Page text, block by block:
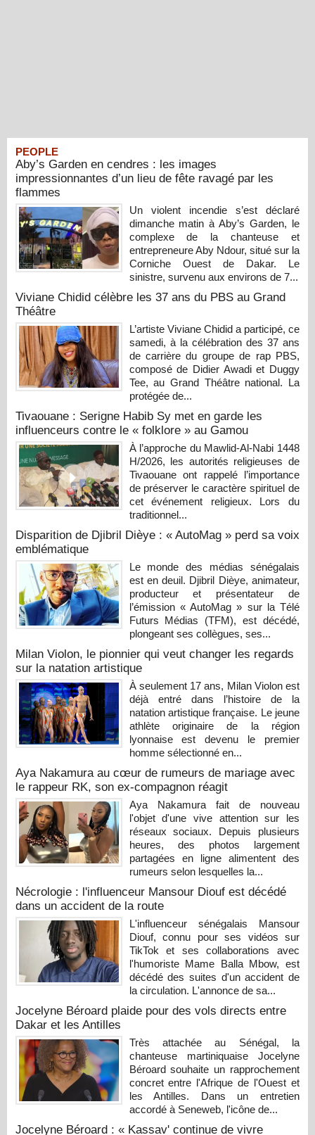
PEOPLE
Aby’s Garden en cendres : les images
impressionnantes d’un lieu de fête ravagé par les
flammes
Un violent incendie s’est déclaré
dimanche matin à Aby’s Garden, le
complexe de la chanteuse et
entrepreneure Aby Ndour, situé sur la
Corniche Ouest de Dakar. Le
sinistre, survenu aux environs de 7...
Viviane Chidid célèbre les 37 ans du PBS au Grand
Théâtre
L’artiste Viviane Chidid a participé, ce
samedi, à la célébration des 37 ans
de carrière du groupe de rap PBS,
composé de Didier Awadi et Duggy
Tee, au Grand Théâtre national. La
protégée de...
Tivaouane : Serigne Habib Sy met en garde les
influenceurs contre le « folklore » au Gamou
À l’approche du Mawlid-Al-Nabi 1448
H/2026, les autorités religieuses de
Tivaouane ont rappelé l’importance
de préserver le caractère spirituel de
cet événement religieux. Lors du
traditionnel...
Disparition de Djibril Dièye : « AutoMag » perd sa voix
emblématique
Le monde des médias sénégalais
est en deuil. Djibril Dièye, animateur,
producteur et présentateur de
l’émission « AutoMag » sur la Télé
Futurs Médias (TFM), est décédé,
plongeant ses collègues, ses...
Milan Violon, le pionnier qui veut changer les regards
sur la natation artistique
À seulement 17 ans, Milan Violon est
déjà entré dans l’histoire de la
natation artistique française. Le jeune
athlète originaire de la région
lyonnaise est devenu le premier
homme sélectionné en...
Aya Nakamura au cœur de rumeurs de mariage avec
le rappeur RK, son ex-compagnon réagit
Aya Nakamura fait de nouveau
l'objet d'une vive attention sur les
réseaux sociaux. Depuis plusieurs
heures, des photos largement
partagées en ligne alimentent des
rumeurs selon lesquelles la...
Nécrologie : l'influenceur Mansour Diouf est décédé
dans un accident de la route
L'influenceur sénégalais Mansour
Diouf, connu pour ses vidéos sur
TikTok et ses collaborations avec
l'humoriste Mame Balla Mbow, est
décédé des suites d'un accident de
la circulation. L'annonce de sa...
Jocelyne Béroard plaide pour des vols directs entre
Dakar et les Antilles
Très attachée au Sénégal, la
chanteuse martiniquaise Jocelyne
Béroard souhaite un rapprochement
concret entre l'Afrique de l'Ouest et
les Antilles. Dans un entretien
accordé à Seneweb, l'icône de...
Jocelyne Béroard : « Kassav' continue de vivre